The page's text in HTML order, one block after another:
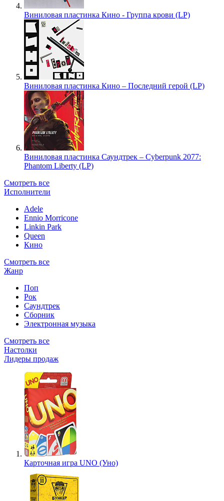
Виниловая пластинка Кино - Группа крови (LP)
Виниловая пластинка Кино – Последний герой (LP)
Виниловая пластинка Саундтрек – Cyberpunk 2077:
Phantom Liberty (LP)
Смотреть все
Исполнители
Adele
Ennio Morricone
Linkin Park
Queen
Кино
Смотреть все
Жанр
Поп
Рок
Саундтрек
Сборник
Электронная музыка
Смотреть все
Настолки
Лидеры продаж
Карточная игра UNO (Уно)